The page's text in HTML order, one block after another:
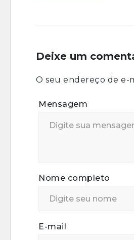
Deixe um
O seu endereço de e-
Mensagem
Nome completo
E-mail